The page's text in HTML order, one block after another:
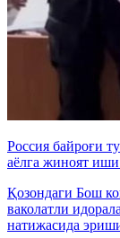
Россия байроғи
аёлга жиноят
Қозондаги Бош
ваколатли
натижасида